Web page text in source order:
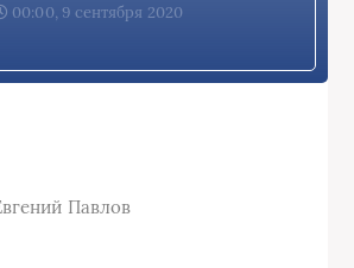
00:00, 9 сентября 2020
Павлов